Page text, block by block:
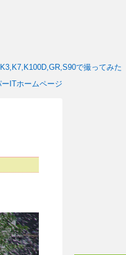
K3,K7,K100D,GR,S90で撮ってみた
ITホームページ